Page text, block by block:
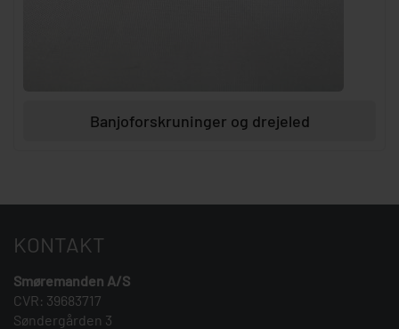
Banjoforskruninger og drejeled
KONTAKT
Smøremanden A/S
CVR: 39683717
Søndergården 3